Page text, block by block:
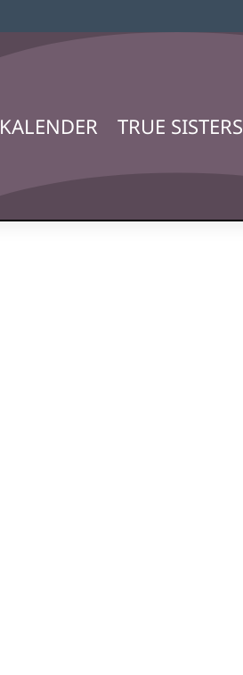
KALENDER TRUE SISTERS